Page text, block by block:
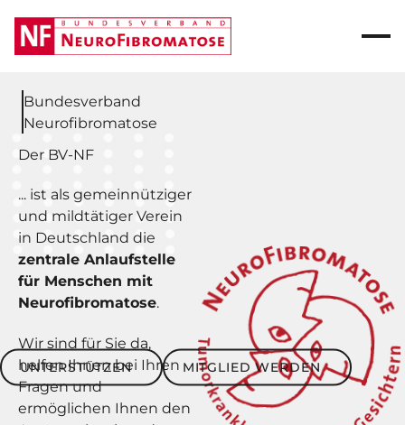
Bundesverband
Neurofibromatose
Der BV-NF
... ist als gemeinnütziger
und mildtätiger Verein
in Deutschland die
zentrale Anlaufstelle
für Menschen mit
Neurofibromatose.
Wir sind für Sie da,
helfen Ihnen bei Ihren
Fragen und
ermöglichen Ihnen den
Unterstützen
UNTERSTÜTZEN Mitglied werden
MITGLIED WERDEN